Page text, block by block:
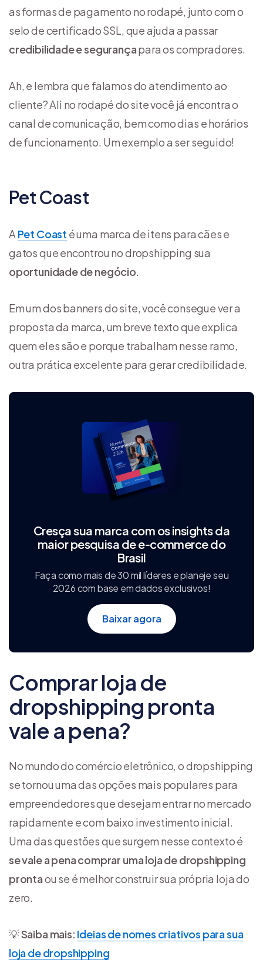
as formas de pagamento no rodapé, junto com o
selo de certificado SSL, que ajuda a passar
credibilidade e segurançapara os compradores.
Ah, e lembra que falamos do atendimento ao
cliente? Ali no rodapé do site você já encontra o
canal de comunicação, bem como dias e horários
de funcionamento. Um exemplo a ser seguido!
Pet Coast
A Pet Coast é uma marca de itens para cães e
gatos que encontrou no dropshipping sua
oportunidade de negócio.
Em um dos banners do site, você consegue ver a
proposta da marca, um breve texto que explica
quem eles são e porque trabalham nesse ramo,
outra prática excelente para gerar credibilidade.
Cresça sua marca com os insights da
maior pesquisa de e‑commerce do
Brasil
Faça como mais de 30 mil líderes e planeje seu
2026 com base em dados exclusivos!
Baixar agora
Comprar loja de
dropshipping pronta
vale a pena?
No mundo do comércio eletrônico, o dropshipping
se tornou uma das opções mais populares para
empreendedores que desejam entrar no mercado
rapidamente e com baixo investimento inicial.
Uma das questões que surgem nesse contexto é
se vale a pena comprar uma loja de dropshipping
prontaou se é melhor construir sua própria loja do
zero.
💡Saiba mais: Ideias de nomes criativos para sua
loja de dropshipping